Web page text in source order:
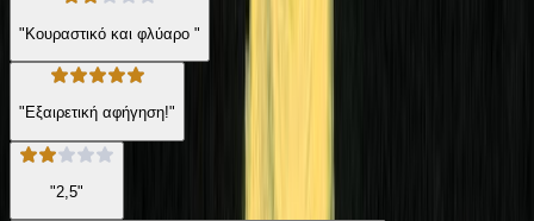
"Κουραστικό και φλύαρο "
"Εξαιρετική αφήγηση!"
"2,5"